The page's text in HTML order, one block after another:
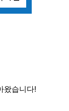
왔습니다!